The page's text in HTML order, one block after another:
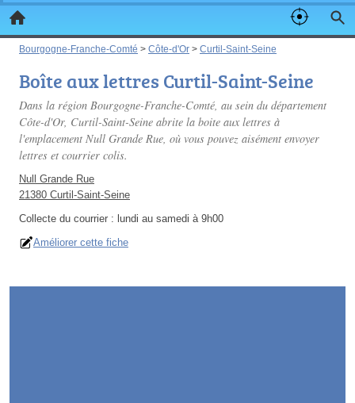
Bourgogne-Franche-Comté > Côte-d'Or > Curtil-Saint-Seine
Boîte aux lettres Curtil-Saint-Seine
Dans la région Bourgogne-Franche-Comté, au sein du département
Côte-d'Or, Curtil-Saint-Seine abrite la boite aux lettres à
l'emplacement Null Grande Rue, où vous pouvez aisément envoyer
lettres et courrier colis.
Null Grande Rue
21380 Curtil-Saint-Seine
Collecte du courrier : lundi au samedi à 9h00
Améliorer cette fiche